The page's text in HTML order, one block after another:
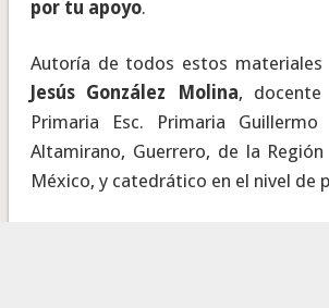
por tu apoyo.
Autoría de todos estos materiales
Jesús González Molina, docente
Primaria Esc. Primaria
Altamirano, Guerrero, de la
México, y catedrático en el nivel de